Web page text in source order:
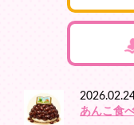
あんこ食